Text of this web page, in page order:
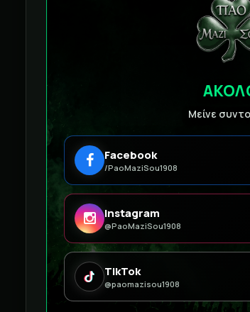
Μείνε
Facebook
/PaoMaziSou1908
Instagram
@PaoMaziSou1908
TikTok
@paomazisou1908